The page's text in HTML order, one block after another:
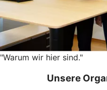
"Warum wir hier sind."
Unsere